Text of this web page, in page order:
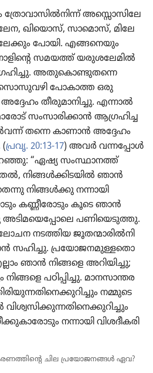
അസ്സൊ​സി​ലേ​
ഖിയൊസ്‌, സാമൊസ്‌, മിലേ​
പോയി. എങ്ങനെ​യും
സമയത്ത്‌ യരുശ​ലേ​മിൽ
അതു​കൊ​ണ്ടു​തന്നെ
പോകാത്ത ഒരു
തീരു​മാ​നി​ച്ചു. എന്നാൽ
സംസാ​രി​ക്കാൻ ആഗ്രഹി​ച്ച​
തന്നെ കാണാൻ അദ്ദേഹം
പ്രവൃ. 20:13-17) അവർ വന്നപ്പോൾ
“ഏഷ്യ സംസ്ഥാ​നത്ത്‌
നിങ്ങൾക്കി​ട​യിൽ ഞാൻ
നിങ്ങൾക്കു നന്നായി
കണ്ണീ​രോ​ടും കൂടെ ഞാൻ
അടിമ​യെ​പ്പോ​ലെ പണി​യെ​ടു​ത്തു.
നടത്തിയ ജൂതന്മാ​രിൽനി​
സഹിച്ചു. പ്രയോ​ജ​ന​മു​ള്ള​തൊ​
ഞാൻ നിങ്ങളെ അറിയി​ച്ചു;
പഠിപ്പി​ച്ചു. മാനസാ​ന്ത​ര​
നമ്മുടെ
നന്നായി വിശദീ​ക​രി​
ചില പ്രയോ​ജ​നങ്ങൾ ഏവ?